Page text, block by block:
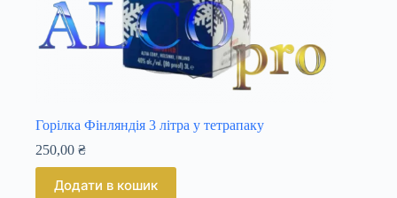
Горілка Фінляндія 3 літра у тетрапаку
250,00 ₴
Додати в кошик